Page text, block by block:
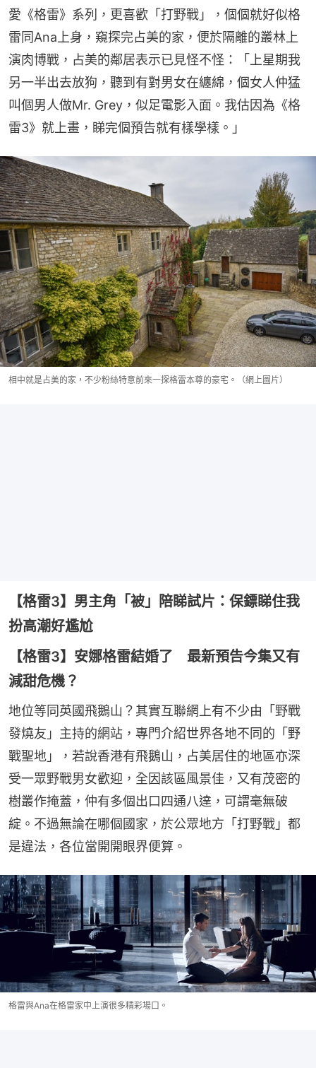
愛《格雷》系列，更喜歡「打野戰」，個個就好似格
雷同Ana上身，窺探完占美的家，便於隔離的叢林上
演肉博戰，占美的鄰居表示已見怪不怪：「上星期我
另一半出去放狗，聽到有對男女在纏綿，個女人仲猛
叫個男人做Mr. Grey，似足電影入面。我估因為《格
雷3》就上畫，睇完個預告就有樣學樣。」
相中就是占美的家，不少粉絲特意前來一探格雷本尊的豪宅。（網上圖片）
【格雷3】男主角「被」陪睇試片：保鏢睇住我
扮高潮好尷尬
【格雷3】安娜格雷結婚了 最新預告今集又有
減甜危機？
地位等同英國飛鵝山？其實互聯網上有不少由「野戰
發燒友」主持的網站，專門介紹世界各地不同的「野
戰聖地」，若說香港有飛鵝山，占美居住的地區亦深
受一眾野戰男女歡迎，全因該區風景佳，又有茂密的
樹叢作掩蓋，仲有多個出口四通八達，可謂毫無破
綻。不過無論在哪個國家，於公眾地方「打野戰」都
是違法，各位當開開眼界便算。
格雷與Ana在格雷家中上演很多精彩場口。